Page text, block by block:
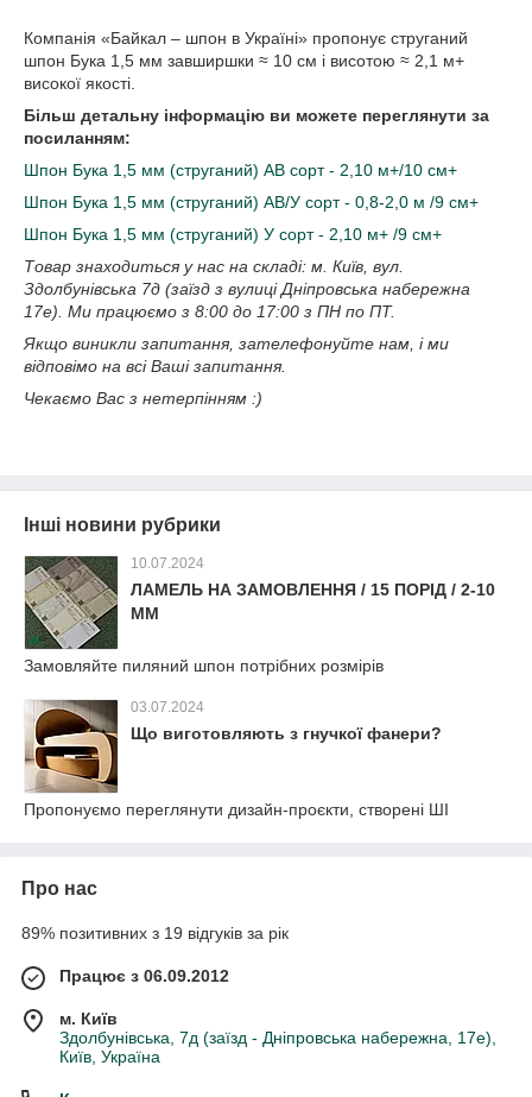
Компанія «Байкал ‒ шпон в Україні» пропонує струганий
шпон Бука 1,5 мм завширшки ≈ 10 см і висотою ≈ 2,1 м+
високої якості.
Більш детальну інформацію ви можете переглянути за
посиланням:
Шпон Бука 1,5 мм (струганий) АВ сорт - 2,10 м+/10 см+
Шпон Бука 1,5 мм (струганий) АВ/У сорт - 0,8-2,0 м /9 см+
Шпон Бука 1,5 мм (струганий) У сорт - 2,10 м+ /9 см+
Товар знаходиться у нас на складі: м. Київ, вул.
Здолбунівська 7д (заїзд з вулиці Дніпровська набережна
17е). Ми працюємо з 8:00 до 17:00 з ПН по ПТ.
Якщо виникли запитання, зателефонуйте нам, і ми
відповімо на всі Ваші запитання.
Чекаємо Вас з нетерпінням :)
Інші новини рубрики
10.07.2024
ЛАМЕЛЬ НА ЗАМОВЛЕННЯ / 15 ПОРІД / 2-10
ММ
Замовляйте пиляний шпон потрібних розмірів
03.07.2024
Що виготовляють з гнучкої фанери?
Пропонуємо переглянути дизайн-проєкти, створені ШІ
Про нас
89% позитивних з 19 відгуків за рік
Працює з 06.09.2012
м. Київ
Здолбунівська, 7д (заїзд - Дніпровська набережна, 17е),
Київ, Україна